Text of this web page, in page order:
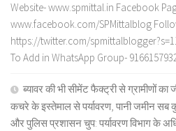
Website- www.spmittal.in Facebook
www.facebook.com/SPMittalblog
https://twitter.com/
To Add in WhatsApp Group-
ब्यावर की भी सीमेंट फैक्ट्री से ग्रामीणों
कचरे के इस्तेमाल से पर्यावरण, पानी जमीन सब
और पुलिस प्रशासन चुप: पर्यावरण विभाग के